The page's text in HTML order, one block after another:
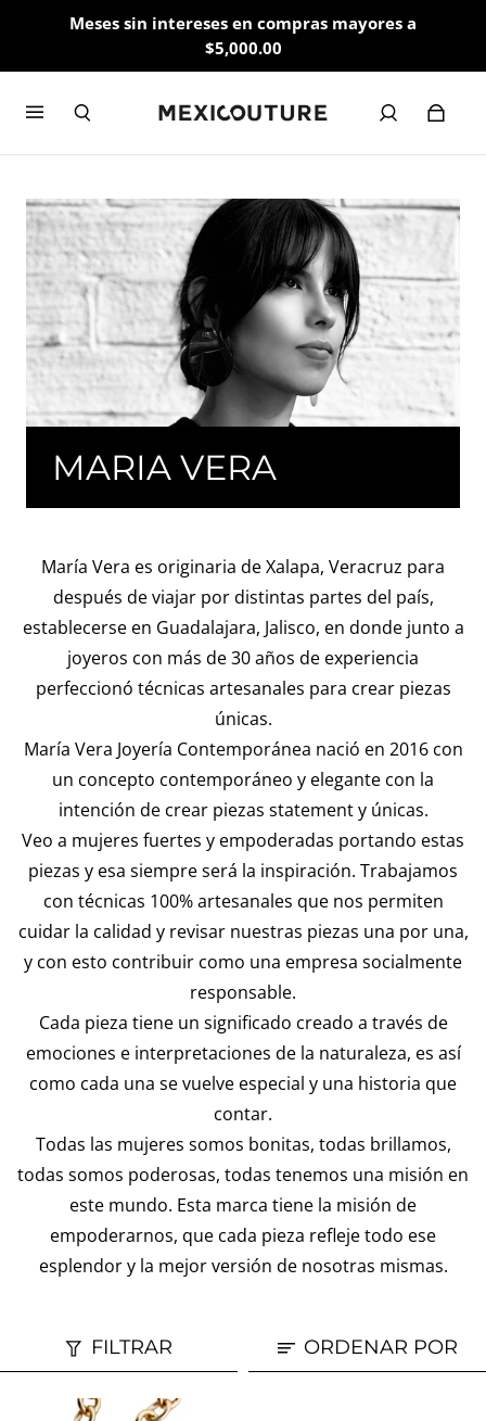
Meses sin intereses en compras mayores a
$5,000.00
MARIA VERA
María Vera es originaria de Xalapa, Veracruz para
después de viajar por distintas partes del país,
establecerse en Guadalajara, Jalisco, en donde junto a
joyeros con más de 30 años de experiencia
perfeccionó técnicas artesanales para crear piezas
únicas.
María Vera Joyería Contemporánea nació en 2016 con
un concepto contemporáneo y elegante con la
intención de crear piezas statement y únicas.
Veo a mujeres fuertes y empoderadas portando estas
piezas y esa siempre será la inspiración. Trabajamos
con técnicas 100% artesanales que nos permiten
cuidar la calidad y revisar nuestras piezas una por una,
y con esto contribuir como una empresa socialmente
responsable.
Cada pieza tiene un significado creado a través de
emociones e interpretaciones de la naturaleza, es así
como cada una se vuelve especial y una historia que
contar.
Todas las mujeres somos bonitas, todas brillamos,
todas somos poderosas, todas tenemos una misión en
este mundo. Esta marca tiene la misión de
empoderarnos, que cada pieza refleje todo ese
esplendor y la mejor versión de nosotras mismas.
FILTRAR ORDENAR POR